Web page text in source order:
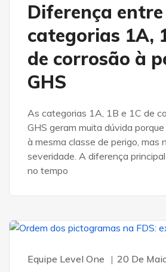
Diferença
categorias 1A,
de corrosão à
GHS
As categorias 1A, 1B e 1C de
GHS geram muita dúvida
à mesma classe de perigo, mas
severidade. A diferença
no tempo
Equipe Level One 20 De